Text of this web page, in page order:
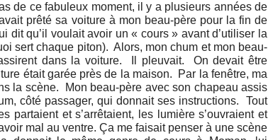
de ce fabuleux moment, il y a plusieurs années de
prêté sa voiture à mon beau-père pour la fin de
dit qu’il voulait avoir un « cours » avant d’utiliser la
sert chaque piton). Alors, mon chum et mon beau-
dans la voiture.
Il pleuvait.
On devait être
était garée près de la maison.
Par la fenêtre, ma
la scène.
Mon beau-père avec son chapeau assis
côté passager, qui donnait ses instructions.
Tout
partaient et s’arrêtaient, les lumière s’ouvraient et
mal au ventre. Ça me faisait penser à une scène